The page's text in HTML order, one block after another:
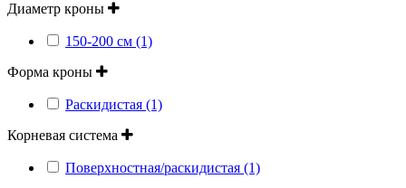
Диаметр кроны
150-200 см (1)
Форма кроны
Раскидистая (1)
Корневая система
Поверхностная/раскидистая (1)